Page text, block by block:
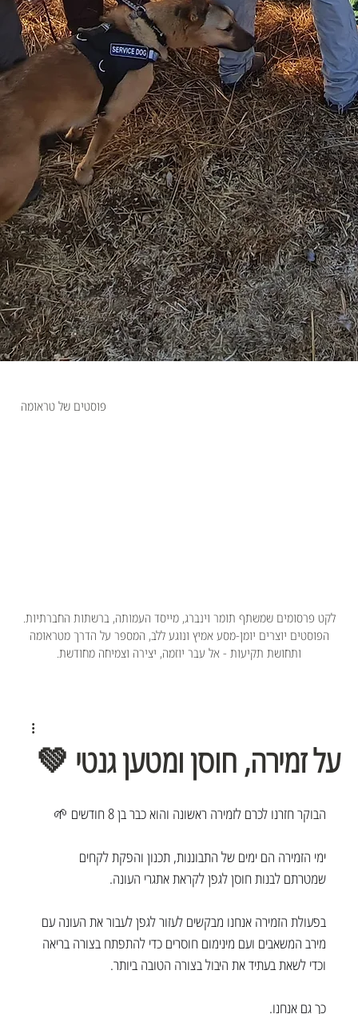
על זמירה, חוסן ומטען גנטי 💚
הבוקר חזרנו לכרם לזמירה ראשונה והוא כבר בן 8 חודשים 🌱
ימי הזמירה הם ימים של התבוננות, תכנון והפקת לקחים
שמטרתם לבנות חוסן לגפן לקראת אתגרי העונה.
בפעולת הזמירה אנחנו מבקשים לעזור לגפן לעבור את העונה עם
מירב המשאבים ועם מינימום חוסרים כדי להתפתח בצורה בריאה
וכדי לשאת בעתיד את היבול בצורה הטובה ביותר.
כך גם אנחנו.
פוסטים של טראומה
לקט פרסומים שמשתף תומר וינברג, מייסד העמותה, ברשתות החברתיות.
הפוסטים יוצרים יומן-מסע אמיץ ונוגע ללב, המספר על הדרך מטראומה
ותחושת תקיעות - אל עבר יוזמה, יצירה וצמיחה מחודשת.